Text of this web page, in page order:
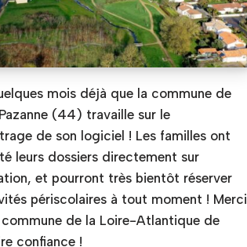
mois déjà que la commune de
(44) travaille sur le
de son logiciel ! Les familles ont
leurs dossiers directement sur
et pourront très bientôt réserver
périscolaires à tout moment ! Merci
de la Loire-Atlantique de
confiance !